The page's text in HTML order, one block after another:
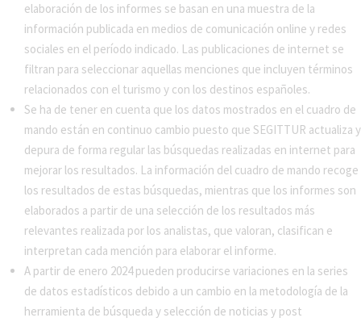
elaboración de los informes se basan en una muestra de la
información publicada en medios de comunicación online y redes
sociales en el período indicado. Las publicaciones de internet se
filtran para seleccionar aquellas menciones que incluyen términos
relacionados con el turismo y con los destinos españoles.
Se ha de tener en cuenta que los datos mostrados en el cuadro de
mando están en continuo cambio puesto que SEGITTUR actualiza y
depura de forma regular las búsquedas realizadas en internet para
mejorar los resultados. La información del cuadro de mando recoge
los resultados de estas búsquedas, mientras que los informes son
elaborados a partir de una selección de los resultados más
relevantes realizada por los analistas, que valoran, clasifican e
interpretan cada mención para elaborar el informe.
A partir de enero 2024 pueden producirse variaciones en la series
de datos estadísticos debido a un cambio en la metodología de la
herramienta de búsqueda y selección de noticias y post